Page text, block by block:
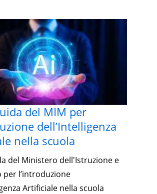
del MIM per
dell’Intelligenza
nella scuola
del Ministero dell'Istruzione e
per l’introduzione
Artificiale nella scuola